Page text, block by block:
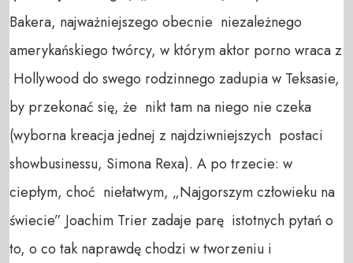
Bakera, najważniejszego obecnie niezależnego
amerykańskiego twórcy, w którym aktor porno wraca z
Hollywood do swego rodzinnego zadupia w Teksasie,
by przekonać się, że nikt tam na niego nie czeka
(wyborna kreacja jednej z najdziwniejszych postaci
showbusinessu, Simona Rexa). A po trzecie: w
ciepłym, choć niełatwym, „Najgorszym człowieku na
świecie” Joachim Trier zadaje parę istotnych pytań o
to, o co tak naprawdę chodzi w tworzeniu i